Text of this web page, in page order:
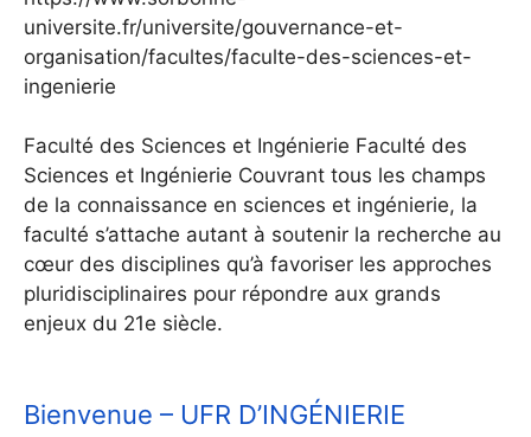
universite.fr/universite/gouvernance-et-
organisation/facultes/faculte-des-sciences-et-
ingenierie
Faculté des Sciences et Ingénierie Faculté des
Sciences et Ingénierie Couvrant tous les champs
de la connaissance en sciences et ingénierie, la
faculté s’attache autant à soutenir la recherche au
cœur des disciplines qu’à favoriser les approches
pluridisciplinaires pour répondre aux grands
enjeux du 21e siècle.
Bienvenue – UFR D’INGÉNIERIE